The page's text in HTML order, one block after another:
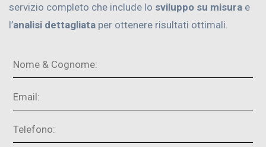
servizio completo che include lo sviluppo su misura e
l’analisi dettagliata per ottenere risultati ottimali.